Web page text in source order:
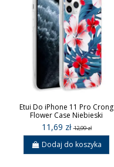
Etui Do iPhone 11 Pro Crong
Flower Case Niebieski
11,69 zł12,99 zł
Dodaj do koszyka